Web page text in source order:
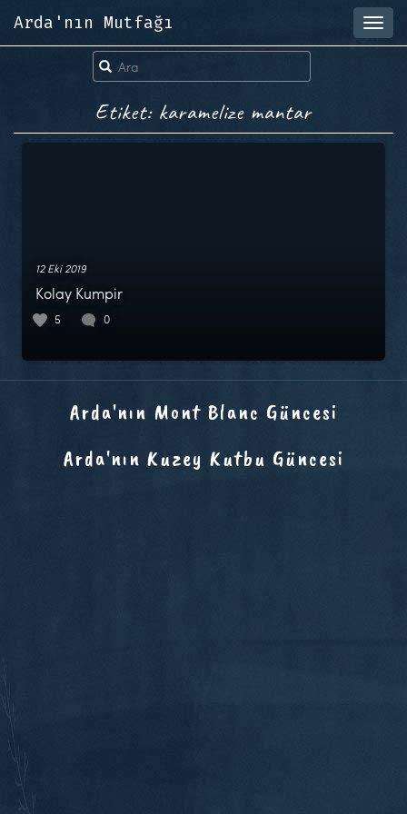
Arda'nın Mutfağı
Etiket: karamelize mantar
12 Eki 2019
Kolay Kumpir
5 0
Arda'nın Mont Blanc Güncesi
Arda'nın Kuzey Kutbu Güncesi